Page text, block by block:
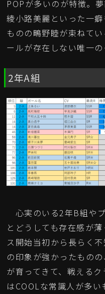
POPが多いのが特徴。
綾小路美麗といった一
ものの鴫野睦が束ねて
ールが存在しない唯一の
2年A組
心実のいる2年B組や
とどうしても存在感が
ス開始当初から長らく
の印象が強かったもの
が育ってきて、戦える
はCOOLな常識人が多